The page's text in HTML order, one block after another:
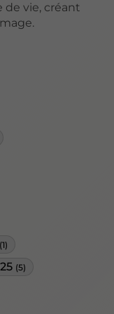
(1)
(5)
de vie, créant